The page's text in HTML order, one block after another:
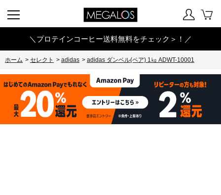
＼プロテインコーヒー送料無料をチェック＞！／
ホーム > セレクト > adidas > adidas ダンベル(ペア) 1㎏ ADWT-10001